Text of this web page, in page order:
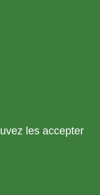
les accepter